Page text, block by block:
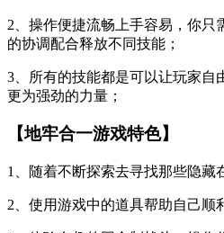
2、操作便捷流畅上手容易，你只
的协调配合释放不同技能；
3、所有的技能都是可以让玩家自
更为强劲的力量；
【地牢合一游戏特色】
1、随着不断探索去寻找那些隐藏
2、使用游戏中的道具帮助自己顺